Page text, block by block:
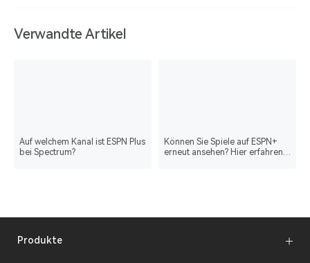
Verwandte Artikel
Auf welchem Kanal ist ESPN Plus
bei Spectrum?
Können Sie Spiele auf ESPN+
erneut ansehen? Hier erfahren
Produkte